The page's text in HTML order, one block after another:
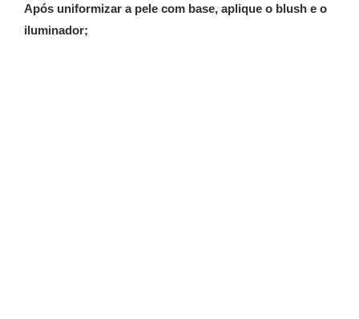
Após uniformizar a pele com base, aplique o blush e o
iluminador;